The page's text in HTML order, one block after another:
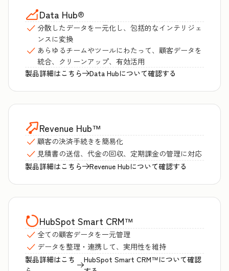
Data Hub®
分散したデータを一元化し、包括的なインテリジェ
ンスに変換
あらゆるチームやツールにわたって、顧客データを
統合、クリーンアップ、有効活用
製品詳細はこちら
Data Hubについて確認する
Revenue Hub™
顧客の決済手続きを簡易化
見積書の送信、代金の回収、定期課金の管理に対応
製品詳細はこちら
Revenue Hubについて確認する
HubSpot Smart CRM™
全ての顧客データを一元管理
データを整理・連携して、実用性を維持
製品詳細はこち
HubSpot Smart CRM™について確認